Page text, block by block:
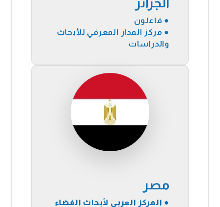
● فاعلون
● مركز المدار المعرفي للأبحاث
والدراسات
مصر
● المركز العربي لأبحاث الفضاء